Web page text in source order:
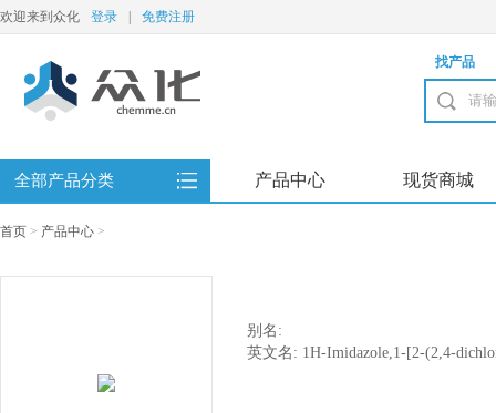
欢迎来到众化 登录 免费注册
找产品
全部产品分类 产品中心 现货商城
首页 > 产品中心 >
别名:
英文名: 1H-Imidazole,1-[2-(2,4-